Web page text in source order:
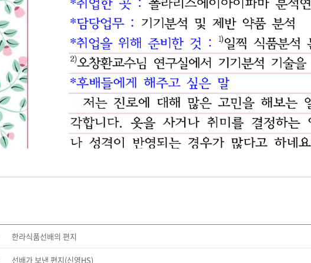
한라식품선배의 편지
선배가 보낸 편지(신영HS)